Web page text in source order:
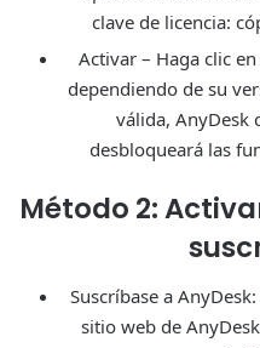
clave de licencia:
Activar – Haga clic
dependiendo de su
válida, AnyDesk
desbloqueará las
Método 2:
Suscríbase a
sitio web de